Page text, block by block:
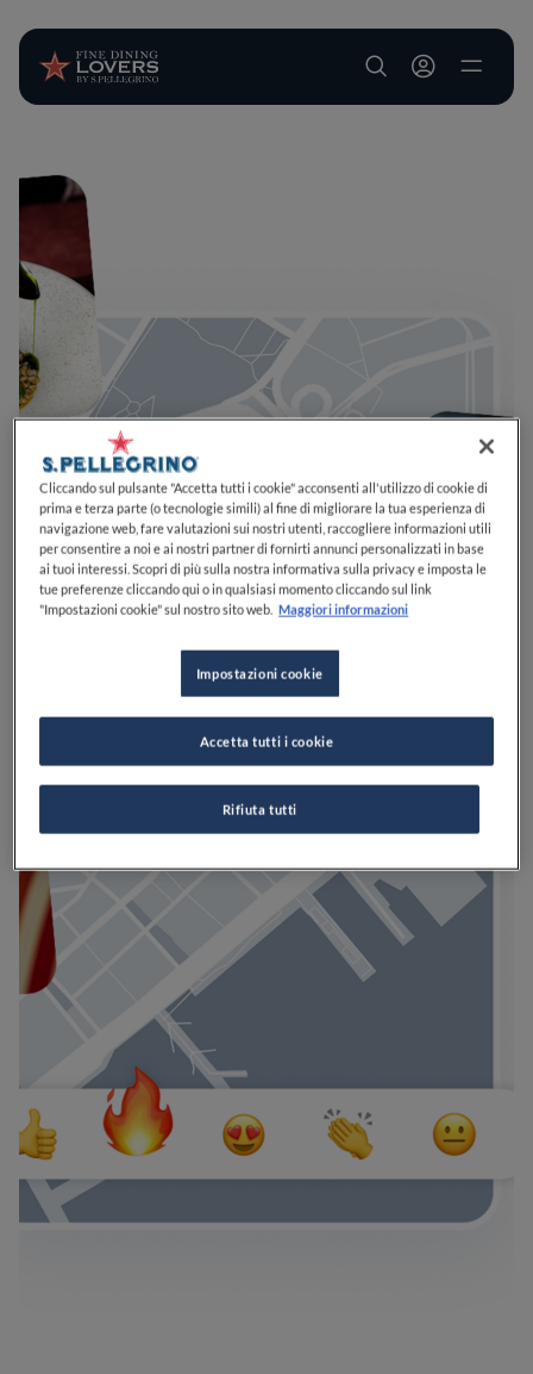
User account
Cliccando sul pulsante "Accetta tutti i cookie" acconsenti all'utilizzo di cookie di
prima e terza parte (o tecnologie simili) al fine di migliorare la tua esperienza di
navigazione web, fare valutazioni sui nostri utenti, raccogliere informazioni utili
per consentire a noi e ai nostri partner di fornirti annunci personalizzati in base
ai tuoi interessi. Scopri di più sulla nostra informativa sulla privacy e imposta le
tue preferenze cliccando qui o in qualsiasi momento cliccando sul link
"Impostazioni cookie" sul nostro sito web. Maggiori informazioni
Impostazioni cookie
Rifiuta tutti
Accetta tutti i cookie